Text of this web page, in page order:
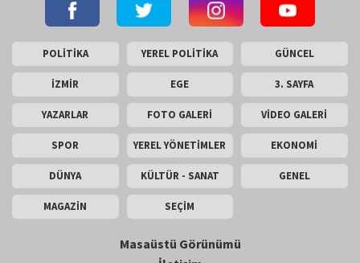
POLİTİKA YEREL POLİTİKA GÜNCEL
İZMİR EGE 3. SAYFA
YAZARLAR FOTO GALERİ VİDEO GALERİ
SPOR YEREL YÖNETİMLER EKONOMİ
DÜNYA KÜLTÜR - SANAT GENEL
MAGAZİN SEÇİM
Masaüstü Görünümü